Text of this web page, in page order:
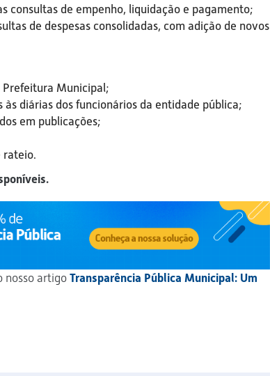
consultas de empenho, liquidação e pagamento;
de despesas consolidadas, com adição de novos
Prefeitura Municipal;
diárias dos funcionários da entidade pública;
em publicações;
rateio.
nosso artigo Transparência Pública Municipal: Um